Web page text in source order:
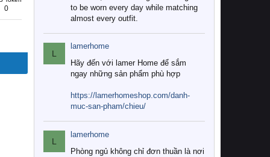
0
to be worn every day while matching
almost every outfit.
L
lamerhome
Hãy đến với lamer Home để sắm
ngay những sản phẩm phù hợp
https://lamerhomeshop.com/danh-
muc-san-pham/chieu/
L
lamerhome
Phòng ngủ không chỉ đơn thuần là nơi